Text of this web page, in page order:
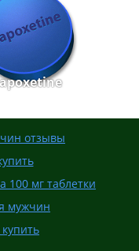
отзывы
100 мг таблетки
мужчин